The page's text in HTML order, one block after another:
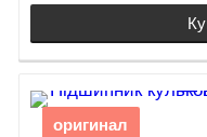
оригинал